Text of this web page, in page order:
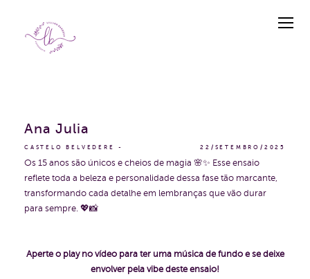
CASTELO BELVEDERE 22/SETEMBRO/2025
Ana Julia
Os 15 anos são únicos e cheios de magia 🌸✨ Esse ensaio
reflete toda a beleza e personalidade dessa fase tão marcante,
transformando cada detalhe em lembranças que vão durar
para sempre. 💖📸
Aperte o play no vídeo para ter uma música de fundo e se deixe
envolver pela vibe deste ensaio!